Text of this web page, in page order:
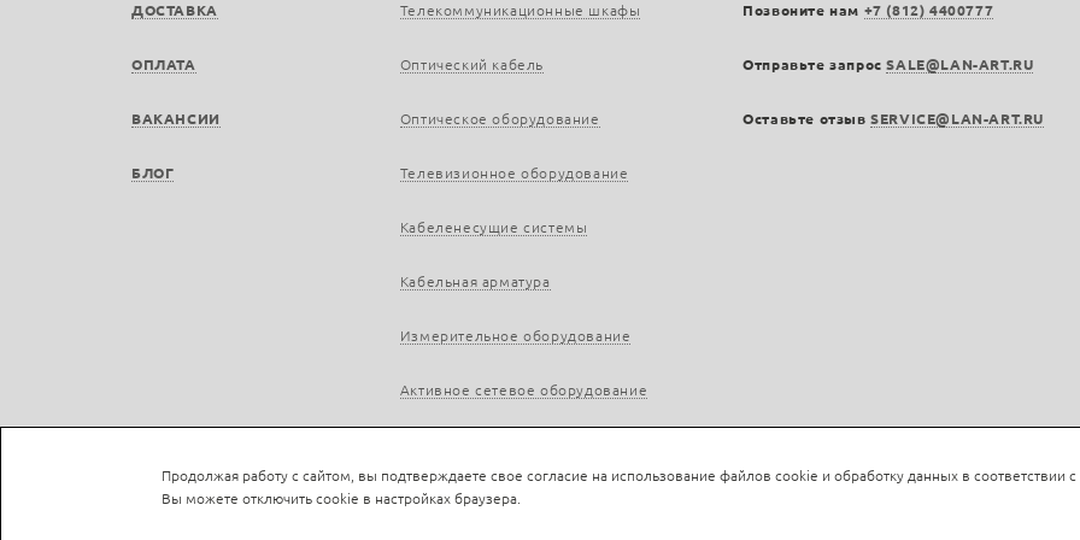
ДОСТАВКА
ОПЛАТА
ВАКАНСИИ
БЛОГ
Телекоммуникационные шкафы
Оптический кабель
Оптическое оборудование
Телевизионное оборудование
Кабеленесущие системы
Кабельная арматура
Измерительное оборудование
Активное сетевое оборудование
Позвоните нам +7 (812) 4400777
Отправьте запросSALE@LAN-ART.RU
Оставьте отзывSERVICE@LAN-ART.RU
Продолжая работу с сайтом, вы подтверждаете свое согласие на использование файлов cookie и обработку данных в соответствии с
Вы можете отключить cookie в настройках браузера.